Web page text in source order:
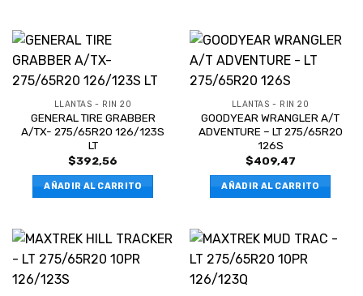
LLANTAS - RIN 20
GENERAL TIRE GRABBER
A/TX- 275/65R20 126/123S
LT
$392,56
AÑADIR AL CARRITO
LLANTAS - RIN 20
GOODYEAR WRANGLER A/T
ADVENTURE – LT 275/65R20
126S
$409,47
AÑADIR AL CARRITO